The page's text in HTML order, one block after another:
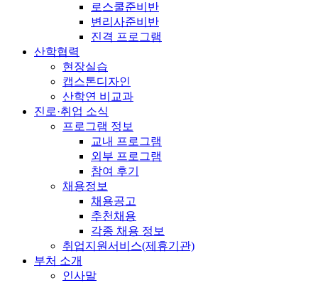
로스쿨준비반
변리사준비반
진격 프로그램
산학협력
현장실습
캡스톤디자인
산학연 비교과
진로·취업 소식
프로그램 정보
교내 프로그램
외부 프로그램
참여 후기
채용정보
채용공고
추천채용
각종 채용 정보
취업지원서비스(제휴기관)
부처 소개
인사말